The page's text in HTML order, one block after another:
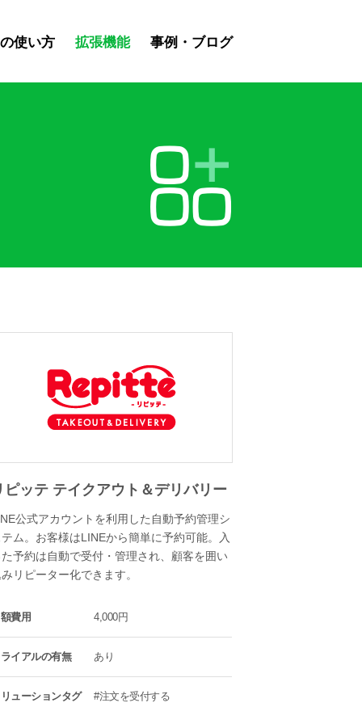
使い方 拡張機能 事例・ブログ
ピッテ テイクアウト＆デリバリー
公式アカウントを利用した自動予約管理シ
テム。お客様はLINEから簡単に予約可能。入
た予約は自動で受付・管理され、顧客を囲い
リピーター化できます。
額費用 4,000円
ライアルの有無 あり
ューションタグ #注文を受付する